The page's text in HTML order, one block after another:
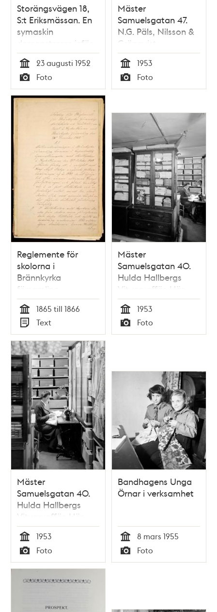
Storängsvägen 18,
S:t Eriksmässan. En
symaskin
demonstreras inför
publik
Tid
23 augusti 1952
Typ
Foto
Mäster
Samuelsgatan 47.
N.G. Päls, Nilsson &
Grönqvist
Tid
1953
Typ
Foto
Reglemente för
skolorna i
Brännkyrka
församling
(nuvarande
söderförort),
fastställda 1866
Tid
1865 till 1866
Typ
Text
Mäster
Samuelsgatan 40.
Hulda Hallbergs
Vitvaruaffär. Här
går numera
Sveavägen norr om
Sergels Torg
Tid
1953
Typ
Foto
Mäster
Samuelsgatan 40.
Hulda Hallbergs
Vitvaruaffär. Här
går numera
Sveavägen norr om
Sergels Torg
Tid
1953
Typ
Foto
Bandhagens Unga
Örnar i verksamhet
Tid
8 mars 1955
Typ
Foto